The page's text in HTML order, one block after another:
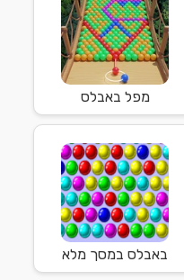
מפל באבלס
באבלס במסך מלא